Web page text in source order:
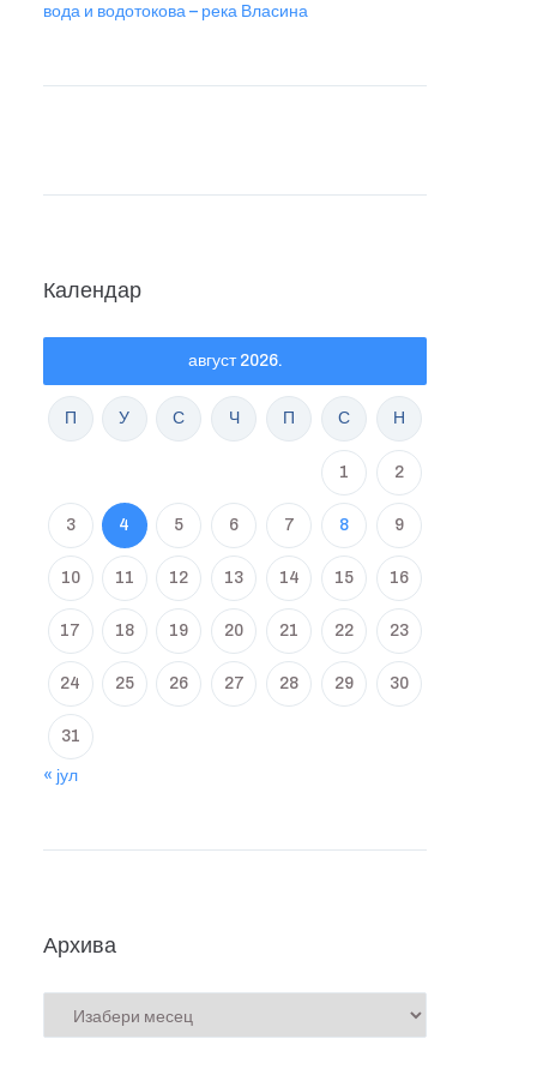
вода и водотокова – река Власина
Календар
август 2026.
П У С Ч П С Н
1 2
3 4 5 6 7 8 9
10 11 12 13 14 15 16
17 18 19 20 21 22 23
24 25 26 27 28 29 30
31
« јул
Архива